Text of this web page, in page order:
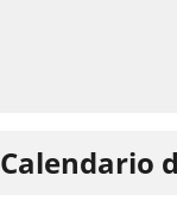
Calendario